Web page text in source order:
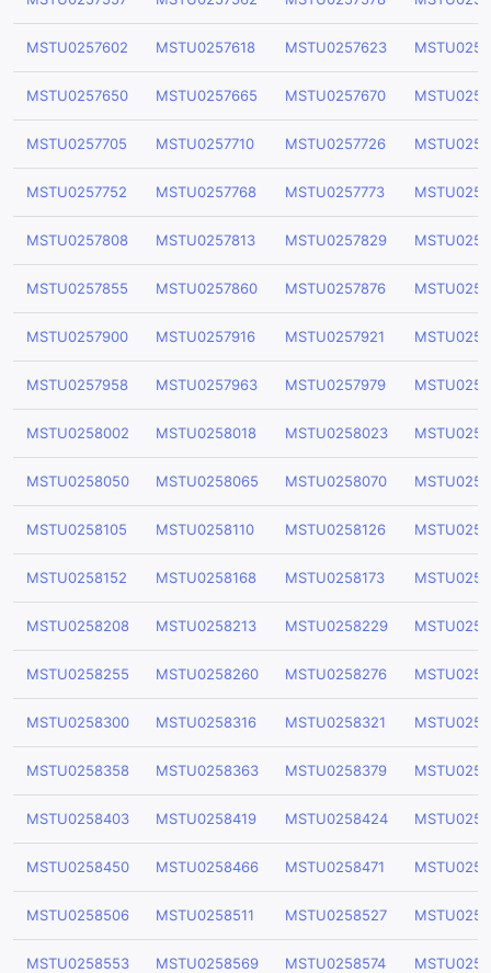
MSTU0257602 MSTU0257618 MSTU0257623
MSTU0257650 MSTU0257665 MSTU0257670
MSTU0257705 MSTU0257710 MSTU0257726
MSTU0257752 MSTU0257768 MSTU0257773
MSTU0257808 MSTU0257813 MSTU0257829
MSTU0257855 MSTU0257860 MSTU0257876
MSTU0257900 MSTU0257916 MSTU0257921
MSTU0257958 MSTU0257963 MSTU0257979
MSTU0258002 MSTU0258018 MSTU0258023
MSTU0258050 MSTU0258065 MSTU0258070
MSTU0258105 MSTU0258110 MSTU0258126
MSTU0258152 MSTU0258168 MSTU0258173
MSTU0258208 MSTU0258213 MSTU0258229
MSTU0258255 MSTU0258260 MSTU0258276
MSTU0258300 MSTU0258316 MSTU0258321
MSTU0258358 MSTU0258363 MSTU0258379
MSTU0258403 MSTU0258419 MSTU0258424
MSTU0258450 MSTU0258466 MSTU0258471
MSTU0258506 MSTU0258511 MSTU0258527
MSTU0258553 MSTU0258569 MSTU0258574